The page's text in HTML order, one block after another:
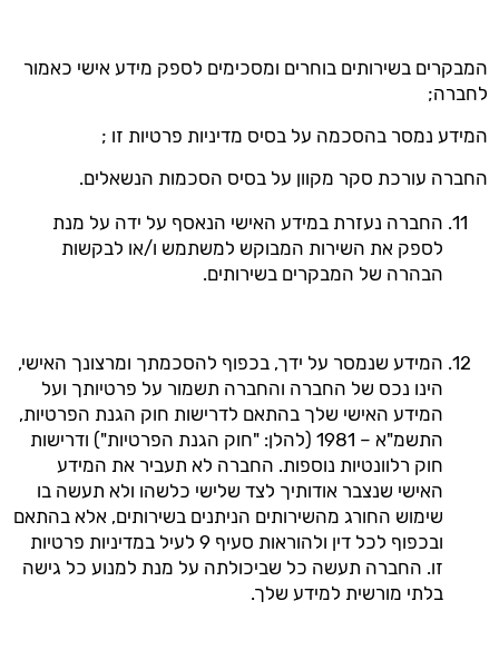
המבקרים בשירותים בוחרים ומסכימים לספק מידע אישי כאמור
לחברה;
המידע נמסר בהסכמה על בסיס מדיניות פרטיות זו ;
החברה עורכת סקר מקוון על בסיס הסכמות הנשאלים.
החברה נעזרת במידע האישי הנאסף על ידה על מנת
לספק את השירות המבוקש למשתמש ו/או לבקשות
הבהרה של המבקרים בשירותים.
המידע שנמסר על ידך, בכפוף להסכמתך ומרצונך האישי,
הינו נכס של החברה והחברה תשמור על פרטיותך ועל
המידע האישי שלך בהתאם לדרישות חוק הגנת הפרטיות,
התשמ"א – 1981 (להלן: "חוק הגנת הפרטיות") ודרישות
חוק רלוונטיות נוספות. החברה לא תעביר את המידע
האישי שנצבר אודותיך לצד שלישי כלשהו ולא תעשה בו
שימוש החורג מהשירותים הניתנים בשירותים, אלא בהתאם
ובכפוף לכל דין ולהוראות סעיף 9 לעיל במדיניות פרטיות
זו. החברה תעשה כל שביכולתה על מנת למנוע כל גישה
בלתי מורשית למידע שלך.